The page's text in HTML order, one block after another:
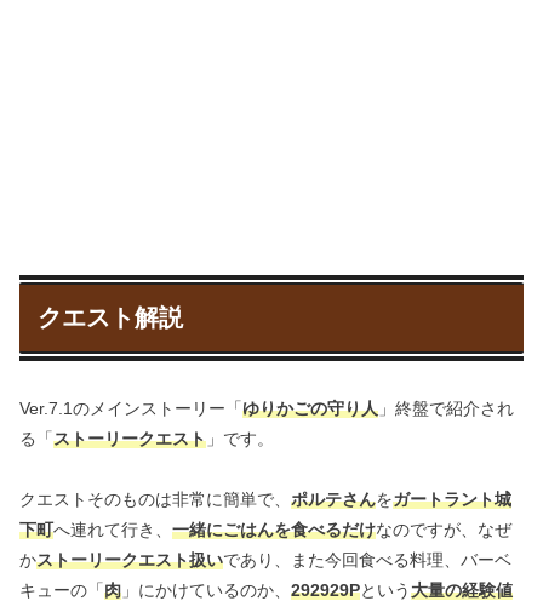
クエスト解説
Ver.7.1のメインストーリー「ゆりかごの守り人 」終盤で紹介され
る「ストーリークエスト 」です。
クエストそのものは非常に簡単で、 ポルテさんをガートラント城
下町へ連れて行き、 一緒にごはんを食べるだけなのですが、なぜ
かストーリークエスト扱いであり、また今回食べる料理、バーベ
キューの「肉 」にかけているのか、 292929Pという大量の経験値